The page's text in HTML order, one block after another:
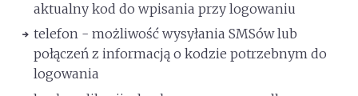
aktualny kod do wpisania przy logowaniu
telefon - możliwość wysyłania SMSów lub
połączeń z informacją o kodzie potrzebnym do
logowania